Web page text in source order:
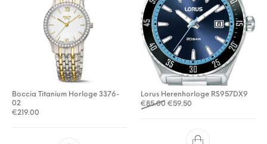
Boccia Titanium Horloge 3376-
02
€219.00
Lorus Herenhorloge RS957DX9
€85.00 Oorspronkelijke prijs was:
€59.50